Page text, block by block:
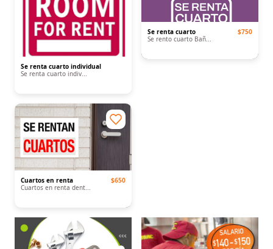
Se renta cuarto individual
Se renta cuarto indiv...
Se renta cuarto
Se rento cuarto Bañ...
$750
Cuartos en renta
Cuartos en renta dent...
$650